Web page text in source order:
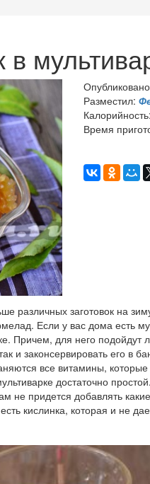
Опубликовано
Разместил:
Калорийность:
Время
различных заготовок на
Если у вас дома есть
Причем, для него
и законсервировать его в
все витамины, которые
достаточно
не придется добавлять
кислинка, которая и не